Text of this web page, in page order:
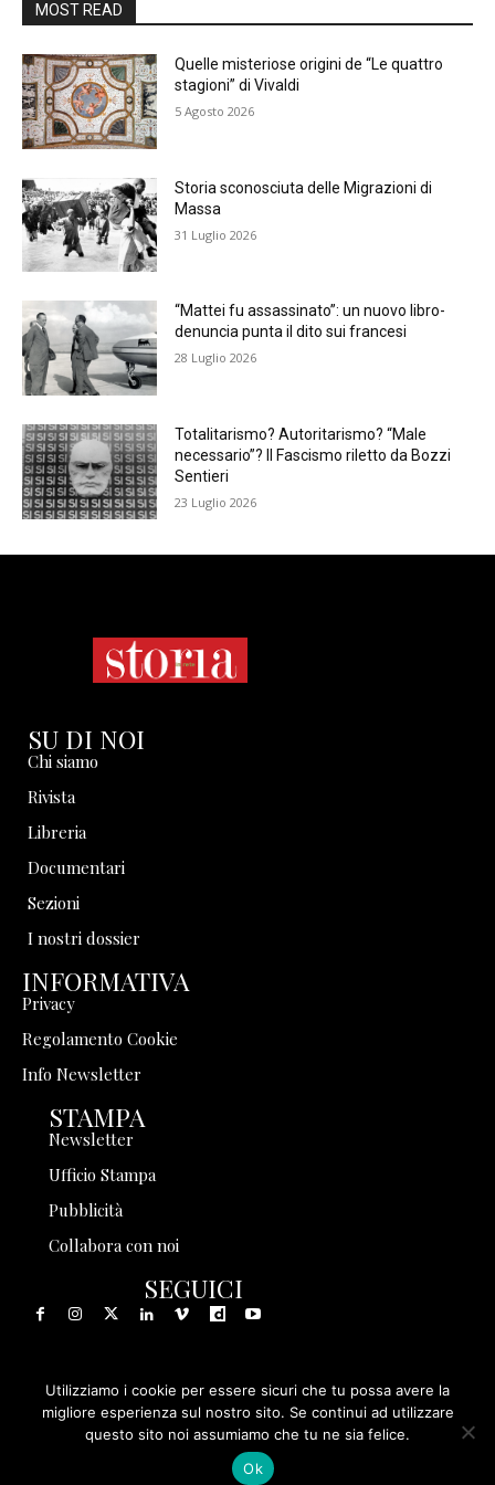
MOST READ
Quelle misteriose origini de “Le quattro
stagioni” di Vivaldi
5 Agosto 2026
Storia sconosciuta delle Migrazioni di
Massa
31 Luglio 2026
“Mattei fu assassinato”: un nuovo libro-
denuncia punta il dito sui francesi
28 Luglio 2026
Totalitarismo? Autoritarismo? “Male
necessario”? Il Fascismo riletto da Bozzi
Sentieri
23 Luglio 2026
SU DI NOI
Chi siamo
Rivista
Libreria
Documentari
Sezioni
I nostri dossier
INFORMATIVA
Privacy
Regolamento Cookie
Info Newsletter
STAMPA
Newsletter
Ufficio Stampa
Pubblicità
Collabora con noi
SEGUICI
© 1999 - 2025 Storia in Rete Srl - Tutti i diritti riservati - P.
IVA 08570971005
Utilizziamo i cookie per essere sicuri che tu possa avere la
migliore esperienza sul nostro sito. Se continui ad utilizzare
questo sito noi assumiamo che tu ne sia felice.
Ok